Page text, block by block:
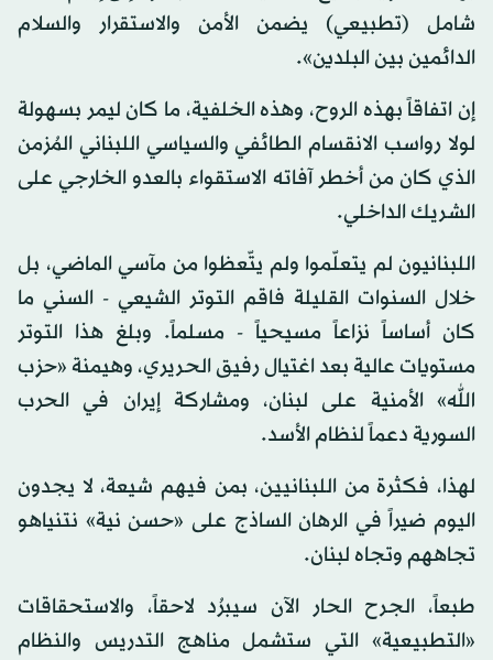
شامل (تطبيعي) يضمن الأمن والاستقرار والسلام
الدائمين بين البلدين».
إن اتفاقاً بهذه الروح، وهذه الخلفية، ما كان ليمر بسهولة
لولا رواسب الانقسام الطائفي والسياسي اللبناني المُزمن
الذي كان من أخطر آفاته الاستقواء بالعدو الخارجي على
الشريك الداخلي.
اللبنانيون لم يتعلّموا ولم يتّعظوا من مآسي الماضي، بل
خلال السنوات القليلة فاقم التوتر الشيعي - السني ما
كان أساساً نزاعاً مسيحياً - مسلماً. وبلغ هذا التوتر
مستويات عالية بعد اغتيال رفيق الحريري، وهيمنة «حزب
الله» الأمنية على لبنان، ومشاركة إيران في الحرب
السورية دعماً لنظام الأسد.
لهذا، فكثرة من اللبنانيين، بمن فيهم شيعة، لا يجدون
اليوم ضيراً في الرهان الساذج على «حسن نية» نتنياهو
تجاههم وتجاه لبنان.
طبعاً، الجرح الحار الآن سيبرُد لاحقاً، والاستحقاقات
«التطبيعية» التي ستشمل مناهج التدريس والنظام